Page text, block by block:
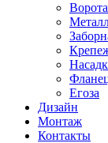
Егоза
Дизайн
Монтаж
Контакты